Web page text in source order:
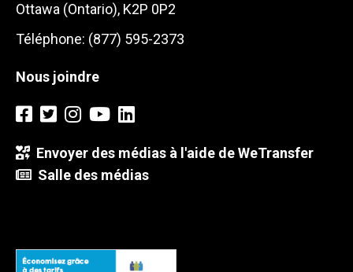
Ottawa (Ontario), K2P 0P2
Téléphone: (877) 595-2373
Nous joindre
Envoyer des médias à l'aide de WeTransfer
Salle des médias